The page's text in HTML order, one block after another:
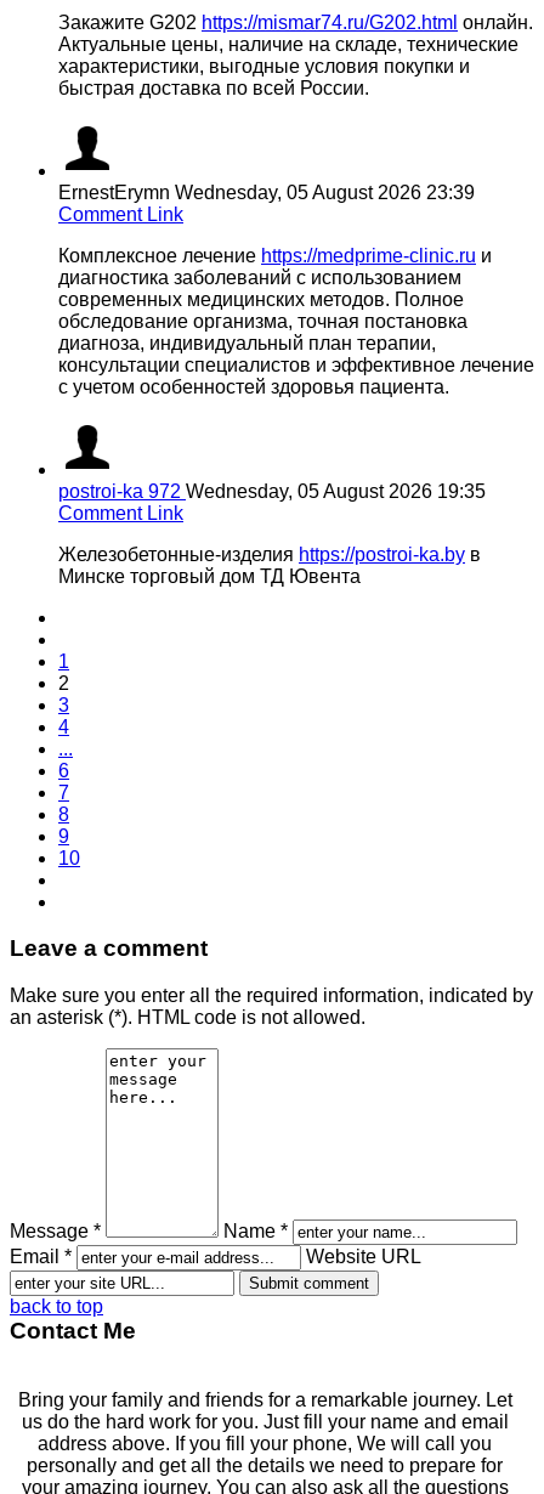
Закажите G202 https://mismar74.ru/G202.html онлайн.
Актуальные цены, наличие на складе, технические
характеристики, выгодные условия покупки и
быстрая доставка по всей России.
ErnestErymn Wednesday, 05 August 2026 23:39
Comment Link
Комплексное лечение https://medprime-clinic.ru и
диагностика заболеваний с использованием
современных медицинских методов. Полное
обследование организма, точная постановка
диагноза, индивидуальный план терапии,
консультации специалистов и эффективное лечение
с учетом особенностей здоровья пациента.
postroi-ka 972 Wednesday, 05 August 2026 19:35
Comment Link
Железобетонные-изделия https://postroi-ka.by в
Минске торговый дом ТД Ювента
1
2
3
4
...
6
7
8
9
10
Leave a comment
Make sure you enter all the required information, indicated by
an asterisk (*). HTML code is not allowed.
Message *
Name *
Email *
Website URL
back to top
Contact Me
Bring your family and friends for a remarkable journey. Let
us do the hard work for you. Just fill your name and email
address above. If you fill your phone, We will call you
personally and get all the details we need to prepare for
your amazing journey. You can also ask all the questions